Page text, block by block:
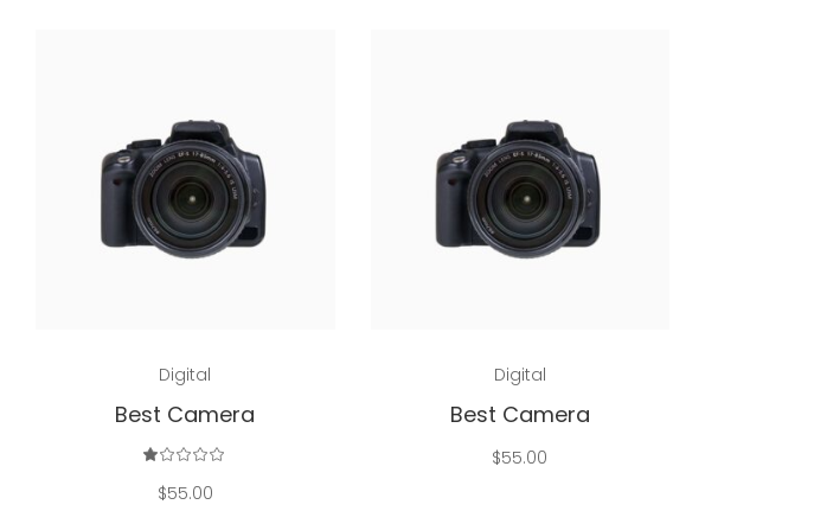
Digital
Best Camera
out
of
$55.00
Digital
Best Camera
$55.00